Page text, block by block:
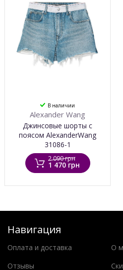
В наличии
Alexander Wang
Джинсовые шорты с
поясом AlexanderWang
31086-1
2 090 грн
1 470 грн
Навигация
Оплата и доставка
О
Отзывы